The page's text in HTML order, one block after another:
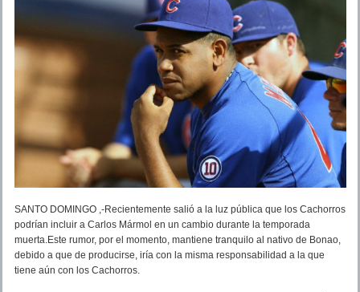
SANTO DOMINGO ,-Recientemente salió a la luz pública que los Cachorros
podrían incluir a Carlos Mármol en un cambio durante la temporada
muerta.Este rumor, por el momento, mantiene tranquilo al nativo de Bonao,
debido a que de producirse, iría con la misma responsabilidad a la que
tiene aún con los Cachorros.